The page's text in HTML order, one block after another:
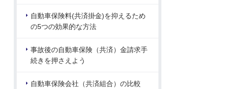
自動車保険料(共済掛金)を抑えるため
の5つの効果的な方法
事故後の自動車保険（共済）金請求手
続きを押さえよう
自動車保険会社（共済組合）の比較